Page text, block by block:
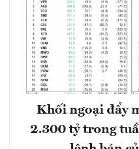
Khối ngoại đẩy
2.300 tỷ trong